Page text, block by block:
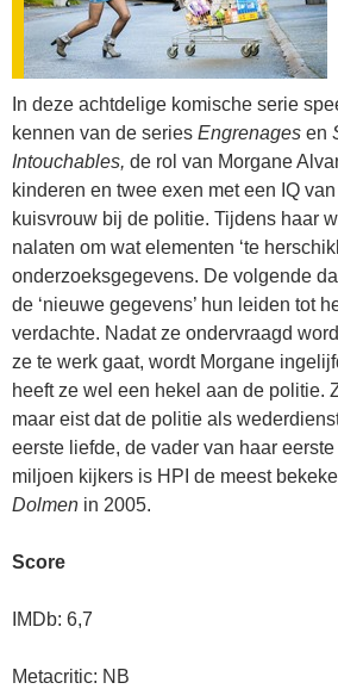
In deze achtdelige komische serie
kennen van de series Engrenages en
Intouchables, de rol van Morgane
kinderen en twee exen met een IQ
kuisvrouw bij de politie. Tijdens haar
nalaten om wat elementen ‘te
onderzoeksgegevens. De volgende
de ‘nieuwe gegevens’ hun leiden tot
verdachte. Nadat ze ondervraagd
ze te werk gaat, wordt Morgane
heeft ze wel een hekel aan de politie.
maar eist dat de politie als
eerste liefde, de vader van haar
miljoen kijkers is HPI de meest
Dolmen in 2005.
Score
IMDb: 6,7
Metacritic: NB